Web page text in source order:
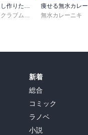
くり返し作りたいベストシリーズ vol.19 くり返し作りたい「時短おかず」がギュッと一冊に！
レタスクラブムック編集部
痩せる無水カレー
無水カレーニキ
新着
総合
コミック
ラノベ
小説